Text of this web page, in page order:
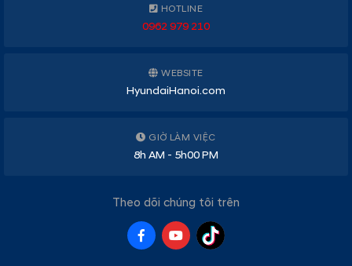
HOTLINE
0962 979 210
WEBSITE
HyundaiHanoi.com
GIỜ LÀM VIỆC
8h AM - 5h00 PM
Theo dõi chúng tôi trên